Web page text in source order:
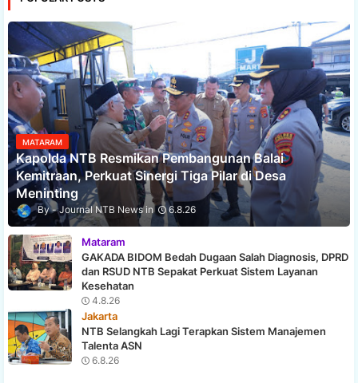
MATARAM
Kapolda NTB Resmikan Pembangunan Balai
Kemitraan, Perkuat Sinergi Tiga Pilar di Desa
Meninting
Journal NTB News 6.8.26
Mataram
GAKADA BIDOM Bedah Dugaan Salah Diagnosis, DPRD
dan RSUD NTB Sepakat Perkuat Sistem Layanan
Kesehatan
4.8.26
Jakarta
NTB Selangkah Lagi Terapkan Sistem Manajemen
Talenta ASN
6.8.26